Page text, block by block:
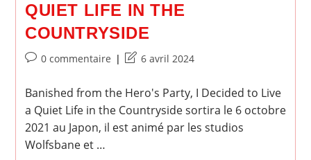
QUIET LIFE IN THE
COUNTRYSIDE
Commentaires
la
publication :
0 commentaire
Dernière
de
la
publication :
6 avril 2024
Banished from the Hero's Party, I Decided to Live
a Quiet Life in the Countryside sortira le 6 octobre
2021 au Japon, il est animé par les studios
Wolfsbane et …